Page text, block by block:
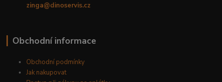
zinga@dinoservis.cz
Obchodní informace
Obchodní podmínky
Jak nakupovat